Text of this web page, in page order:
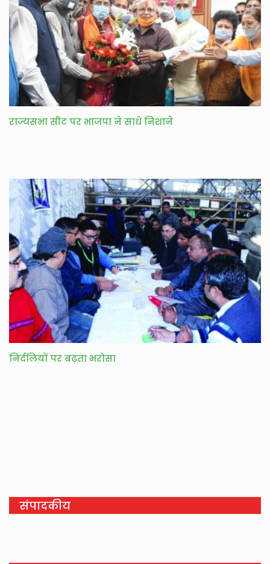
राज्यसभा सीट पर भाजपा ने साधे निशाने
निर्दलियों पर बढ़ता भरोसा
संपादकीय